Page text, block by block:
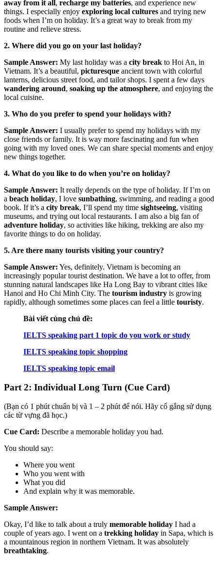
away from it all, recharge my batteries, and experience new
things. I especially enjoy exploring local cultures and trying new
foods when I’m on holiday. It’s a great way to break from my
routine and relieve stress.
2. Where did you go on your last holiday?
Sample Answer: My last holiday was a city break to Hoi An, in
Vietnam. It’s a beautiful, picturesque ancient town with colorful
lanterns, delicious street food, and tailor shops. I spent a few days
wandering around, soaking up the atmosphere, and enjoying the
local cuisine.
3. Who do you prefer to spend your holidays with?
Sample Answer: I usually prefer to spend my holidays with my
close friends or family. It is way more fascinating and fun when
going with my loved ones. We can share special moments and enjoy
new things together.
4. What do you like to do when you’re on holiday?
Sample Answer: It really depends on the type of holiday. If I’m on
a beach holiday, I love sunbathing, swimming, and reading a good
book. If it’s a city break, I’ll spend my time sightseeing, visiting
museums, and trying out local restaurants. I am also a big fan of
adventure holiday, so activities like hiking, trekking are also my
favorite things to do on holiday.
5. Are there many tourists visiting your country?
Sample Answer: Yes, definitely. Vietnam is becoming an
increasingly popular tourist destination. We have a lot to offer, from
stunning natural landscapes like Ha Long Bay to vibrant cities like
Hanoi and Ho Chi Minh City. The tourism industry is growing
rapidly, although sometimes some places can feel a little touristy.
Bài viết cùng chủ đề:
IELTS speaking part 1 topic do you work or study
IELTS speaking topic shopping
IELTS speaking topic email
Part 2: Individual Long Turn (Cue Card)
(Bạn có 1 phút chuẩn bị và 1 – 2 phút để nói. Hãy cố gắng sử dụng
các từ vựng đã học.)
Cue Card: Describe a memorable holiday you had.
You should say:
Where you went
Who you went with
What you did
And explain why it was memorable.
Sample Answer:
Okay, I’d like to talk about a truly memorable holiday I had a
couple of years ago. I went on a trekking holiday in Sapa, which is
a mountainous region in northern Vietnam. It was absolutely
breathtaking.